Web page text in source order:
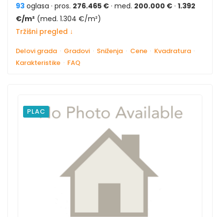
93 oglasa · pros. 276.465 € · med. 200.000 € · 1.392
€/m² (med. 1.304 €/m²)
Tržišni pregled ↓
Delovi grada · Gradovi · Sniženja · Cene · Kvadratura ·
Karakteristike · FAQ
PLAC